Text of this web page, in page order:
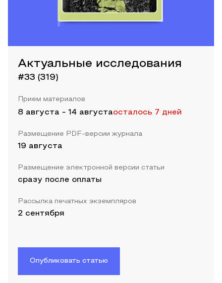
Актуальные исследования
#33 (319)
Прием материалов
8 августа - 14 августаосталось 7 дней
Размещение PDF-версии журнала
19 августа
Размещение электронной версии статьи
сразу после оплаты
Рассылка печатных экземпляров
2 сентября
Опубликовать статью